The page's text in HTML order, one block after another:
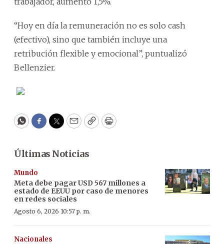
“Hoy en día la remuneración no es solo cash
(efectivo), sino que también incluye una
retribución flexible y emocional”, puntualizó
Bellenzier.
WhatsApp
Facebook
Twitter
EmailCopyPrint
Últimas Noticias
Mundo
Meta debe pagar USD 567 millones a
estado de EEUU por caso de menores
en redes sociales
Agosto 6, 2026 10:57 p. m.
Nacionales